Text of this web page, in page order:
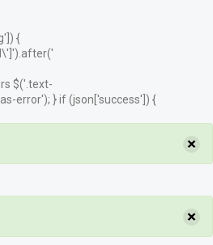
{
$('.text-
error'); } if (json['success']) {
×
×